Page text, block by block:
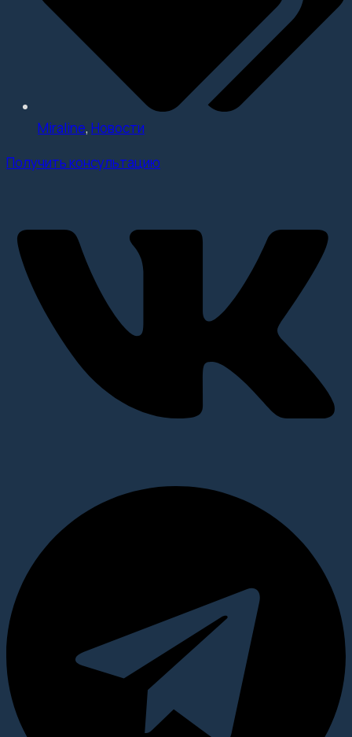
Miraline, Новости
Получить консультацию